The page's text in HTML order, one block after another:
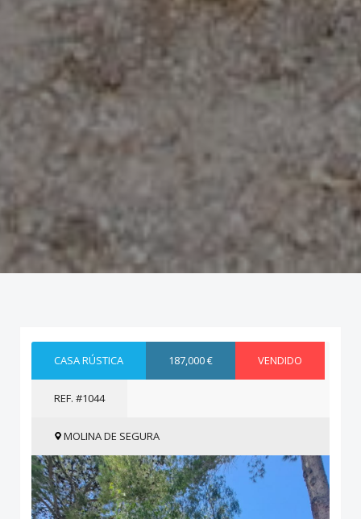
CASA RÚSTICA 187,000 € VENDIDO
REF. #1044
MOLINA DE SEGURA